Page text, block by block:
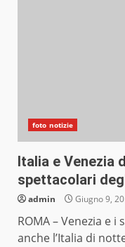
foto notizie
Italia e Venezia
spettacolari
admin Giugno 9,
ROMA – Venezia e i
anche l’Italia di